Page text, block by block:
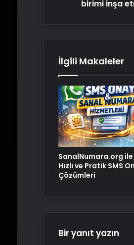
birimi inşa
İlgili Makaleler
SanalNumara.org ile
Hızlı ve Pratik SMS
Çözümleri
Bir yanıt yazın